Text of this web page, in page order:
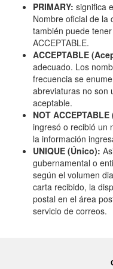
PRIMARY: significa
Nombre oficial de la
también puede
ACCEPTABLE.
ACCEPTABLE
adecuado. Los
frecuencia se
abreviaturas no son
aceptable.
NOT
ingresó o recibió un
la información
UNIQUE (Único):
gubernamental o
según el volumen
carta recibido, la
postal en el área
servicio de correos.